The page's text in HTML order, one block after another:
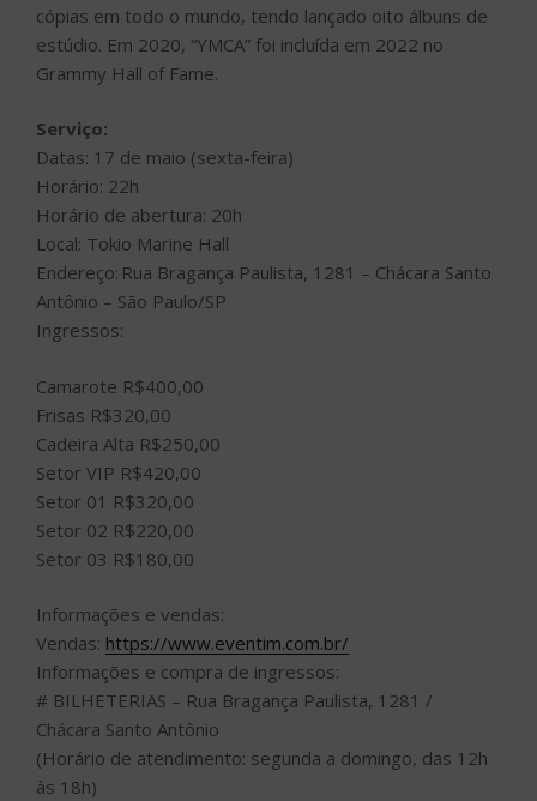
cópias em todo o mundo, tendo lançado oito álbuns de
estúdio. Em 2020, “YMCA” foi incluída em 2022 no
Grammy Hall of Fame.
Serviço:
Datas: 17 de maio (sexta-feira)
Horário: 22h
Horário de abertura: 20h
Local: Tokio Marine Hall
Endereço: Rua Bragança Paulista, 1281 – Chácara Santo
Antônio – São Paulo/SP
Ingressos:
Camarote R$400,00
Frisas R$320,00
Cadeira Alta R$250,00
Setor VIP R$420,00
Setor 01 R$320,00
Setor 02 R$220,00
Setor 03 R$180,00
Informações e vendas:
Vendas: https://www.eventim.com.br/
Informações e compra de ingressos:
# BILHETERIAS – Rua Bragança Paulista, 1281 /
Chácara Santo Antônio
(Horário de atendimento: segunda a domingo, das 12h
às 18h)